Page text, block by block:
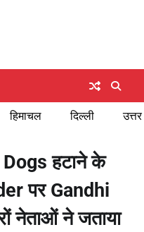
हिमाचल दिल्ली
हटाने के
पर Gandhi
नेताओं ने जताया